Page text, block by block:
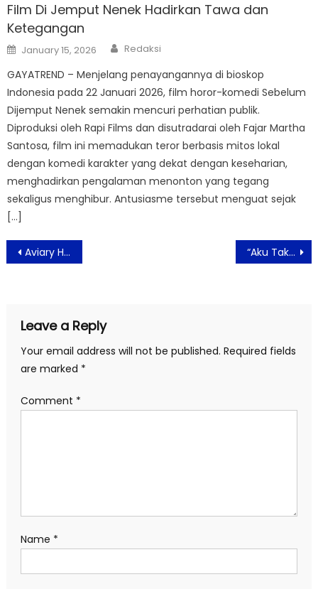
Film Di Jemput Nenek Hadirkan Tawa dan
Ketegangan
Posted
on
January 15, 2026 Author
Redaksi
GAYATREND – Menjelang penayangannya di bioskop
Indonesia pada 22 Januari 2026, film horor-komedi Sebelum
Dijemput Nenek semakin mencuri perhatian publik.
Diproduksi oleh Rapi Films dan disutradarai oleh Fajar Martha
Santosa, film ini memadukan teror berbasis mitos lokal
dengan komedi karakter yang dekat dengan keseharian,
menghadirkan pengalaman menonton yang tegang
sekaligus menghibur. Antusiasme tersebut menguat sejak
[…]
Post
navigation
Aviary Hotel Bintaro Kembali Gelar Program CSR Berbagi Takjil di Bulan Ramadan “Aku Tak Sempurna” Menjadi Single Religi Pertama Aidil Saputra
Leave a Reply
Your email address will not be published. Required fields
are marked *
Comment *
Name *